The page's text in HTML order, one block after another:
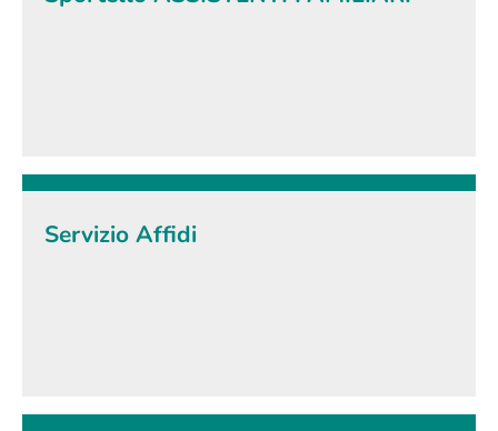
Servizio Affidi